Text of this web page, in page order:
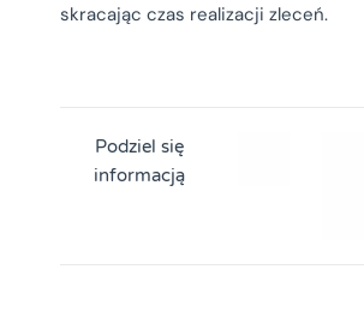
skracając czas realizacji zleceń.
Podziel się
informacją